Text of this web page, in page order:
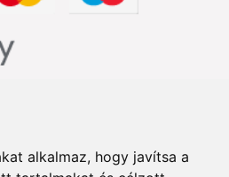
alkalmaz, hogy javítsa a